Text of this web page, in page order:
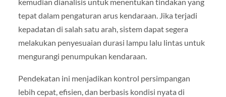
kemudian dianalisis untuk menentukan tindakan yang
tepat dalam pengaturan arus kendaraan. Jika terjadi
kepadatan di salah satu arah, sistem dapat segera
melakukan penyesuaian durasi lampu lalu lintas untuk
mengurangi penumpukan kendaraan.
Pendekatan ini menjadikan kontrol persimpangan
lebih cepat, efisien, dan berbasis kondisi nyata di